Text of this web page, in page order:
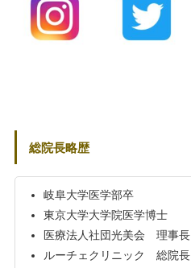
総院長略歴
岐阜大学医学部卒
東京大学大学院医学博士
医療法人社団光美会 理事長
ルーチェクリニック 総院長